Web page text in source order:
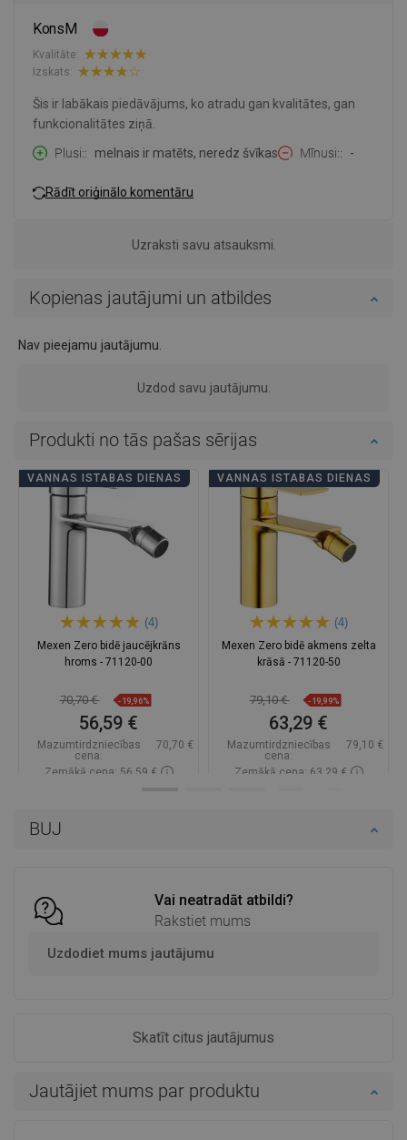
BUJ
Vai neatradāt atbildi?
Rakstiet mums
Uzdodiet mums jautājumu
Skatīt citus jautājumus
KonsM
Kvalitāte:
Izskats:
Šis ir labākais piedāvājums, ko atradu gan kvalitātes, gan
funkcionalitātes ziņā.
Plusi:
melnais ir matēts, neredz švīkas Mīnusi: -
Rādīt oriģinālo komentāru
Uzraksti savu atsauksmi.
Kopienas jautājumi un atbildes
Nav pieejamu jautājumu.
Uzdod savu jautājumu.
Jautājiet mums par produktu
Produkti no tās pašas sērijas
VANNAS ISTABAS DIENAS
(4)
Mexen Zero bidē jaucējkrāns
hroms - 71120-00
70,70 € -19,96%
56,59 €
Mazumtirdzniecības
cena:
70,70 €
Zemākā cena: 56,59 €
VANNAS ISTABAS DIENAS
(4)
Mexen Zero bidē akmens zelta
krāsā - 71120-50
79,10 € -19,99%
63,29 €
Mazumtirdzniecības
cena:
79,10 €
Zemākā cena: 63,29 €